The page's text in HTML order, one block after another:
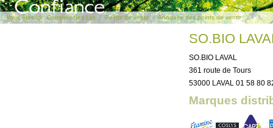
Vous êtes ici : Comptoir des Lys /Points de vente /Annuaire des points de vente
SO.BIO
SO.BIO LAVAL
361 route de Tours
53000 LAVAL 01 58 80
Marques